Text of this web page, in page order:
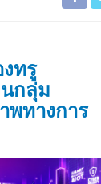
ทรู
นกลุ่ม
พทางการ